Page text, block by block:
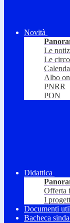
Novità
Le
Le
Albo
PNRR
PON
Didattica
Offerta
I
Documenti
Bacheca